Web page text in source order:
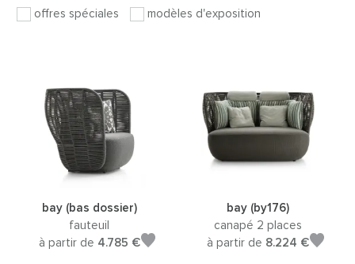
offres spéciales modèles d'exposition
bay (bas dossier)
fauteuil
à partir de 4.785 €
bay (by176)
canapé 2 places
à partir de 8.224 €